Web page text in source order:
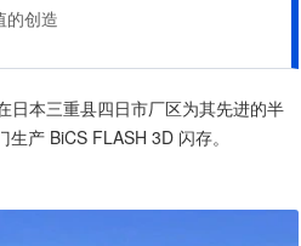
的创造
日本三重县四日市厂区为其先进的半
产 BiCS FLASH 3D 闪存。